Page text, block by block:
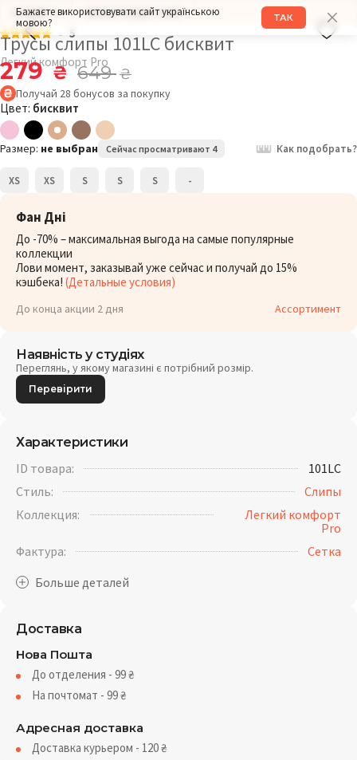
Бажаєте використовувати сайт українською
мовою?
ТАК
РАЗМЕР: S ОБХВАТ БЕДЕР: 94СМ
5
Трусы слипы 101LC бисквит
Легкий комфорт Pro
279₴ 649₴
Получай 28 бонусов за покупку
Цвет: бисквит
Размер: не выбран Сейчас просматривают 4 Как подобрать?
XS XS S S S -
Фан Дні
До -70% – максимальная выгода на самые популярные
коллекции
Лови момент, заказывай уже сейчас и получай до 15%
кэшбека! (Детальные условия)
До конца акции 2 дня Ассортимент
Наявність у студіях
Переглянь, у якому магазині є потрібний розмір.
Перевірити
Характеристики
ID товара:
101LC
Стиль:
Слипы
Коллекция:
Легкий комфорт
Pro
Фактура:
Cетка
Доставка
Нова Пошта
До отделения - 99₴
На почтомат - 99₴
Адресная доставка
Доставка курьером - 120₴